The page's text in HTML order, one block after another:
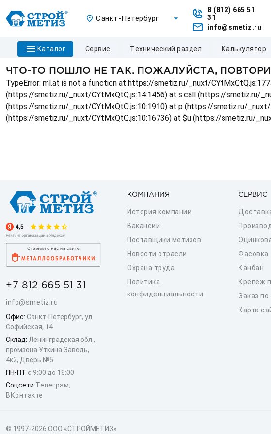
Санкт-Петербург
8 (812) 665 51
31
info@smetiz.ru
каталог сервис технический раздел калькулятор
ЧТО-ТО ПОШЛО НЕ ТАК. ПОЖАЛУЙСТА,
TypeError: ml.at is not a function at https://smetiz.ru/_nuxt/
(https://smetiz.ru/_nuxt/CYtMxQtQ.js:14:1456) at s.call (https://smetiz.ru/
(https://smetiz.ru/_nuxt/CYtMxQtQ.js:10:1910) at p (https://smetiz.ru/
(https://smetiz.ru/_nuxt/CYtMxQtQ.js:10:16736) at $u (https://smetiz.ru/
+7 812 665 51 31
info@smetiz.ru
Офис: Санкт-Петербург, ул.
Софийская, 14
Склад: Ленинградская обл.,
промзона Уткина Заводь,
4к2, Дверь №5
ПН-ПТ с 9:00 до 18:00
Соцсети:Телеграм,
ВКонтакте
КОМПАНИЯ
История компании
Вакансии
Поставщики метизов
Новости отрасли
Охрана труда
Политика
конфиденциальности
СЕРВИС
Фасовка
Канбан
Крепеж
Заказ по
Карта
© 1997-2026 ООО «СТРОЙМЕТИЗ»